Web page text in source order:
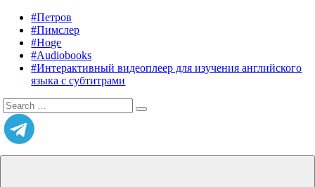
content
Listening
English
Audiobooks
English,
Petrov
English
#Петров
#Пимслер
#Hoge
#Audiobooks
#Интерактивный видеоплеер для изучения английского
языка с субтитрами
Search
for:
Search